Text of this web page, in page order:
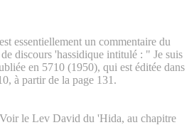
essentiellement un commentaire du
discours 'hassidique intitulé : " Je suis
en 5710 (1950), qui est éditée dans
à partir de la page 131.
le Lev David du 'Hida, au chapitre